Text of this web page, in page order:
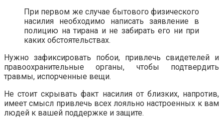
При первом же случае бытового физического
насилия необходимо написать заявление в
полицию на тирана и не забирать его ни при
каких обстоятельствах.
Нужно зафиксировать побои, привлечь свидетелей и
правоохранительные органы, чтобы подтвердить
травмы, испорченные вещи.
Не стоит скрывать факт насилия от близких, напротив,
имеет смысл привлечь всех лояльно настроенных к вам
людей к вашей поддержке и защите.